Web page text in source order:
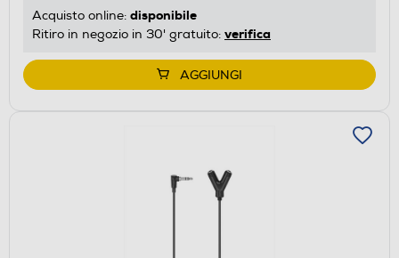
Acquisto online: disponibile
Ritiro in negozio in 30' gratuito: verifica
AGGIUNGI